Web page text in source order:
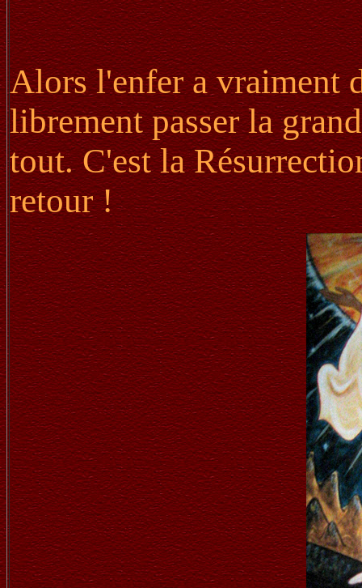
Alors l'enfer a vraiment
librement passer la
tout. C'est la
retour !